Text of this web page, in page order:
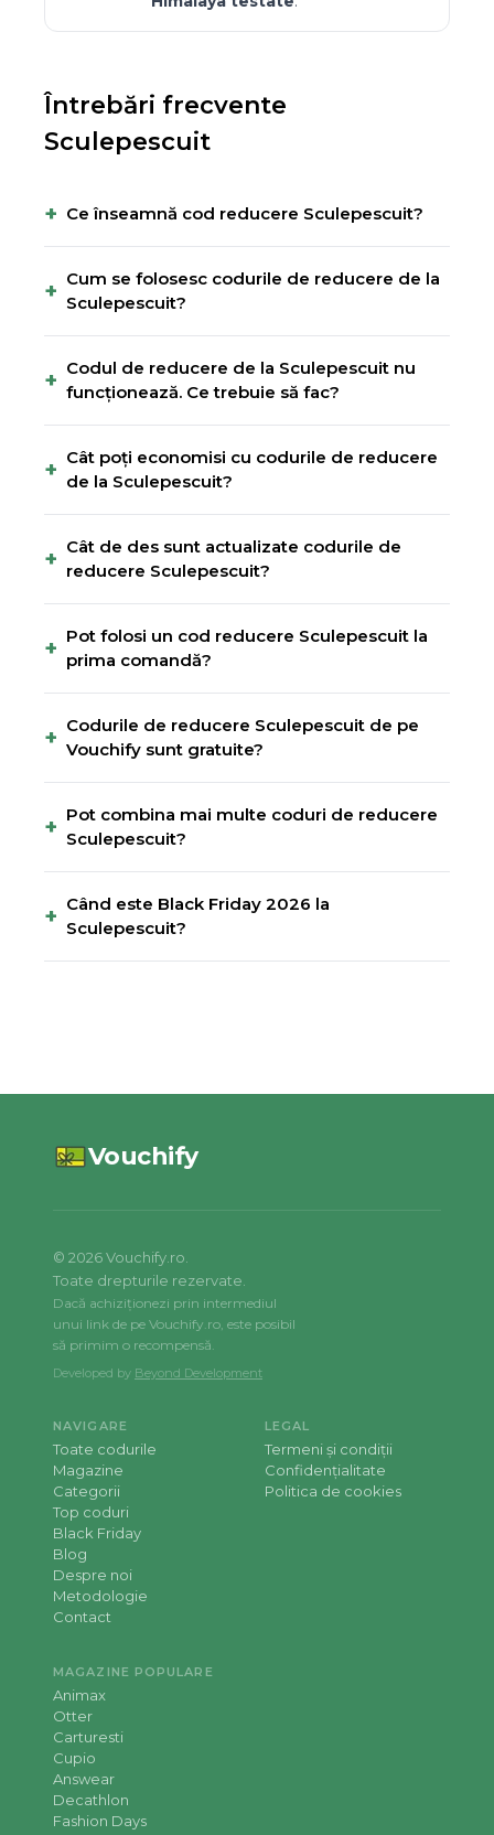
Întrebări frecvente
Sculepescuit
+ Ce înseamnă cod reducere Sculepescuit?
+ Cum se folosesc codurile de reducere de la
Sculepescuit?
+ Codul de reducere de la Sculepescuit nu
funcționează. Ce trebuie să fac?
+ Cât poți economisi cu codurile de reducere
de la Sculepescuit?
+ Cât de des sunt actualizate codurile de
reducere Sculepescuit?
+ Pot folosi un cod reducere Sculepescuit la
prima comandă?
+ Codurile de reducere Sculepescuit de pe
Vouchify sunt gratuite?
+ Pot combina mai multe coduri de reducere
Sculepescuit?
+ Când este Black Friday 2026 la
Sculepescuit?
Vouchify
© 2026Vouchify.ro.
Toate drepturile rezervate.
Dacă achiziționezi prin intermediul
unui link de pe Vouchify.ro, este posibil
să primim o recompensă.
Developed by Beyond Development
NAVIGARE
Toate codurile
Magazine
Categorii
Top coduri
Black Friday
Blog
Despre noi
Metodologie
Contact
LEGAL
Termeni și condiții
Confidențialitate
Politica de cookies
MAGAZINE POPULARE
Animax
Otter
Carturesti
Cupio
Answear
Decathlon
Fashion Days